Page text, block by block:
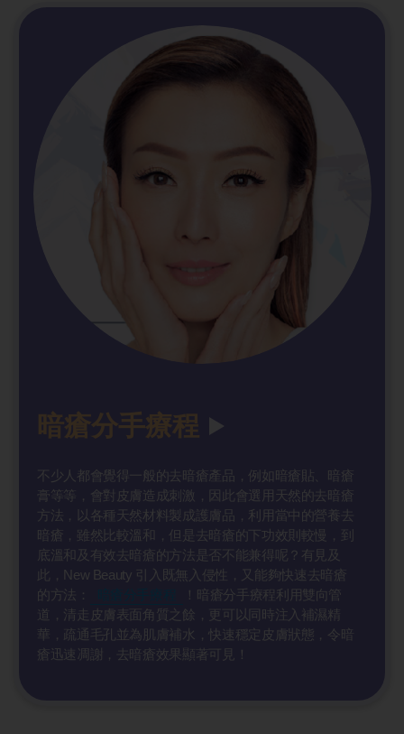
暗瘡分手療程
不少人都會覺得一般的去暗瘡產品，例如暗瘡貼、暗瘡
膏等等，會對皮膚造成刺激，因此會選用天然的去暗瘡
方法，以各種天然材料製成護膚品，利用當中的營養去
暗瘡，雖然比較溫和，但是去暗瘡的下功效則較慢，到
底溫和及有效去暗瘡的方法是否不能兼得呢？有見及
此，New Beauty 引入既無入侵性，又能夠快速去暗瘡
的方法：
！暗瘡分手療程利用雙向管
道，清走皮膚表面角質之餘，更可以同時注入補濕精
華，疏通毛孔並為肌膚補水，快速穩定皮膚狀態，令暗
瘡迅速凋謝，去暗瘡效果顯著可見！